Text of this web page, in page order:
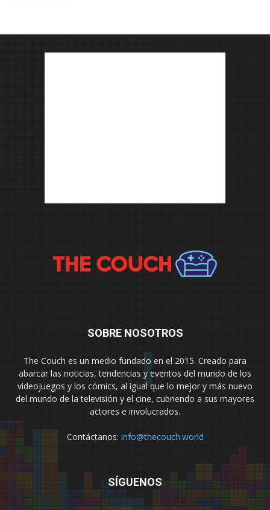
SOBRE NOSOTROS
The Couch es un medio fundado en el 2015. Creado para
abarcar las noticias, tendencias y eventos del mundo de los
videojuegos y los cómics, al igual que lo mejor y más nuevo
del mundo de la televisión y el cine, cubriendo a sus mayores
actores e involucrados.
Contáctanos: info@thecouch.world
SÍGUENOS